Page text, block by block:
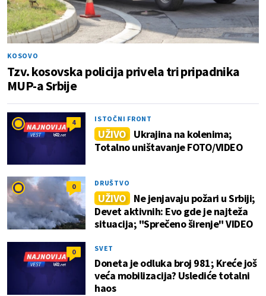
KOSOVO
Tzv. kosovska policija privela tri pripadnika
MUP-a Srbije
4 ISTOČNI FRONT
UŽIVO Ukrajina na kolenima;
Totalno uništavanje FOTO/VIDEO
0 DRUŠTVO
UŽIVO Ne jenjavaju požari u Srbiji;
Devet aktivnih: Evo gde je najteža
situacija; "Sprečeno širenje" VIDEO
0 SVET
Doneta je odluka broj 981; Kreće još
veća mobilizacija? Uslediće totalni
haos